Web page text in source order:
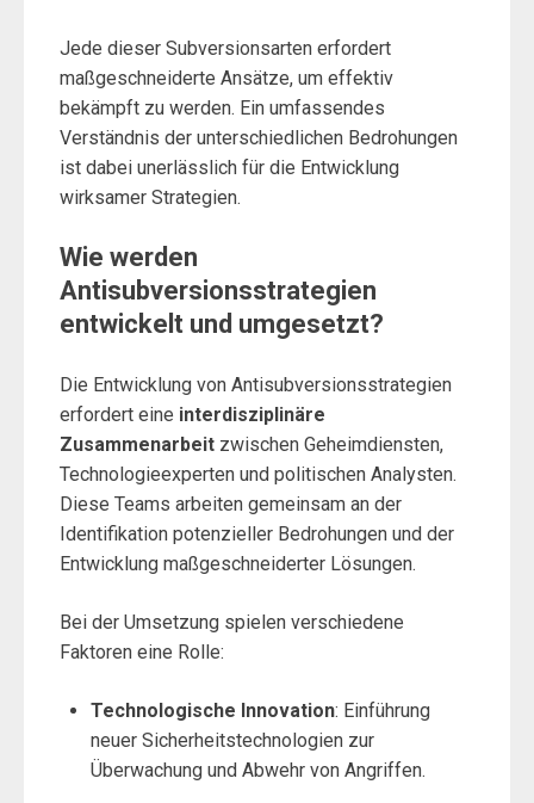
Jede dieser Subversionsarten erfordert
maßgeschneiderte Ansätze, um effektiv
bekämpft zu werden. Ein umfassendes
Verständnis der unterschiedlichen Bedrohungen
ist dabei unerlässlich für die Entwicklung
wirksamer Strategien.
Wie werden
Antisubversionsstrategien
entwickelt und umgesetzt?
Die Entwicklung von Antisubversionsstrategien
erfordert eine interdisziplinäre
Zusammenarbeit zwischen Geheimdiensten,
Technologieexperten und politischen Analysten.
Diese Teams arbeiten gemeinsam an der
Identifikation potenzieller Bedrohungen und der
Entwicklung maßgeschneiderter Lösungen.
Bei der Umsetzung spielen verschiedene
Faktoren eine Rolle:
Technologische Innovation: Einführung
neuer Sicherheitstechnologien zur
Überwachung und Abwehr von Angriffen.